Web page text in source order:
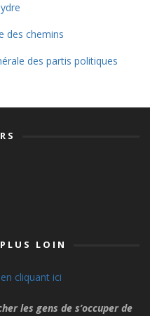
des chemins
des partis politiques
LOIN
cliquant ici
les gens de s’occuper de